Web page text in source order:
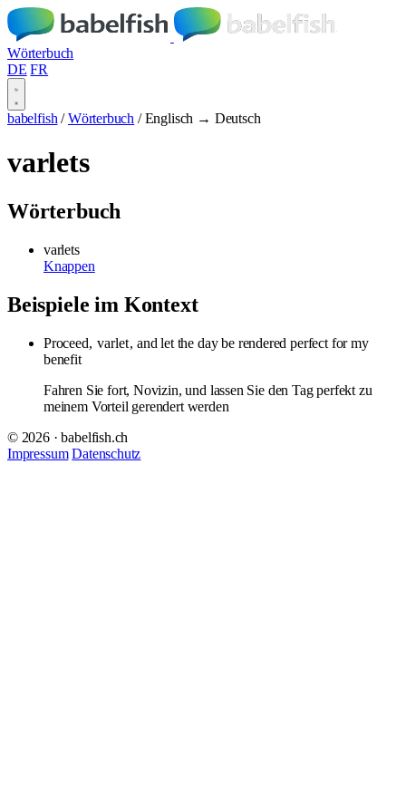
Wörterbuch
DE FR
babelfish / Wörterbuch / Englisch → Deutsch
varlets
Wörterbuch
varlets
Knappen
Beispiele im Kontext
Proceed, varlet, and let the day be rendered perfect for my
benefit
Fahren Sie fort, Novizin, und lassen Sie den Tag perfekt zu
meinem Vorteil gerendert werden
© 2026 · babelfish.ch
Impressum Datenschutz